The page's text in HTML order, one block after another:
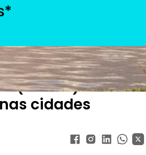
(e deve)
cidades